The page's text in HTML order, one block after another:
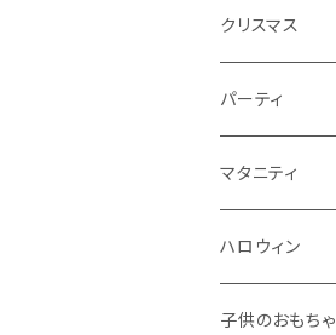
秋冬用
秋冬用
夏
秋
冬
クリスマス
パーティ
マタニティ
ハロウィン
子供のおもちゃ